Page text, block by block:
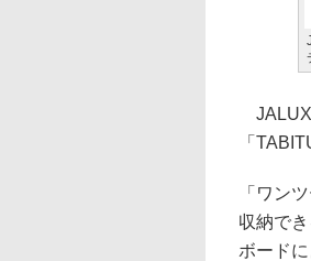
JALUX
「
「ワン
収納で
ボード